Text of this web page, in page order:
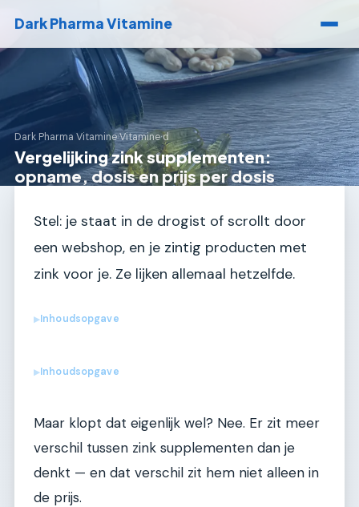
Dark Pharma Vitamine
Dark Pharma Vitamine›Vitamine d
Vergelijking zink supplementen:
opname, dosis en prijs per dosis
Stel: je staat in de drogist of scrollt door
een webshop, en je zintig producten met
zink voor je. Ze lijken allemaal hetzelfde.
▶Inhoudsopgave
▶Inhoudsopgave
Maar klopt dat eigenlijk wel? Nee. Er zit meer
verschil tussen zink supplementen dan je
denkt — en dat verschil zit hem niet alleen in
de prijs.